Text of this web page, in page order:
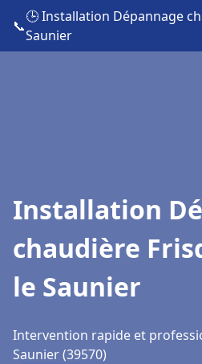
📞
🕒 Installation Dépannage
Saunier
Installation
chaudière
le Saunier
Intervention rapide et
Saunier (39570)